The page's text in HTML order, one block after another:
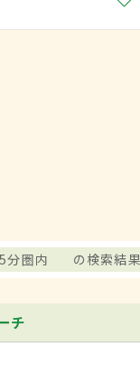
分圏内 の検索結
チ